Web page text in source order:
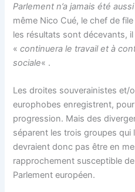
Parlement n’a jamais été
même Nico Cué, le chef de
les résultats sont décevants,
«continuera le travail et à
sociale« .
Les droites souverainistes et/
europhobes enregistrent,
progression. Mais des
séparent les trois groupes
devraient donc pas être en
rapprochement susceptible
Parlement européen.